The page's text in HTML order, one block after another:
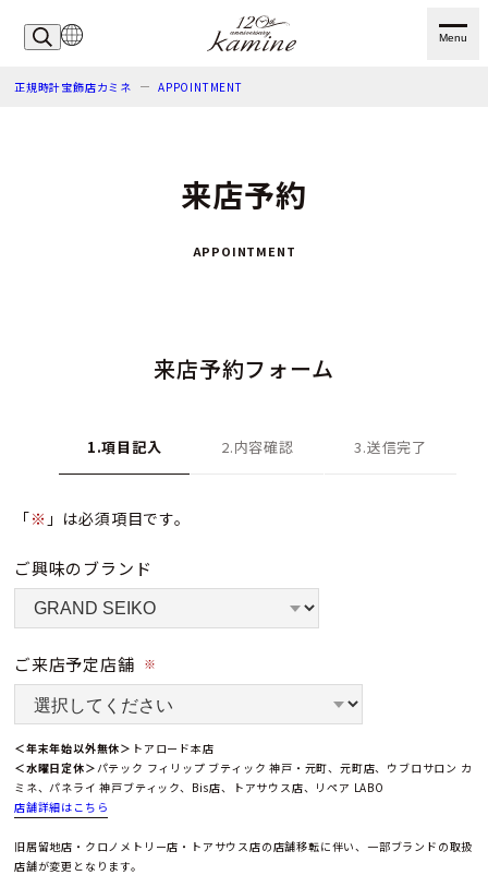
Menu
正規時計宝飾店カミネ APPOINTMENT
来店予約
APPOINTMENT
来店予約フォーム
1.項目記入 2.内容確認 3.送信完了
「※ 」は必須項目です。
ご興味のブランド
ご来店予定店舗 ※
＜年末年始以外無休＞ トアロード本店
＜水曜日定休＞ パテック フィリップ ブティック 神戸・元町、元町店、ウブロサロン カ
ミネ、パネライ 神戸ブティック、Bis店、トアサウス店、リペア LABO
店舗詳細はこちら
旧居留地店・クロノメトリー店・トアサウス店の店舗移転に伴い、一部ブランドの取扱
店舗が変更となります。